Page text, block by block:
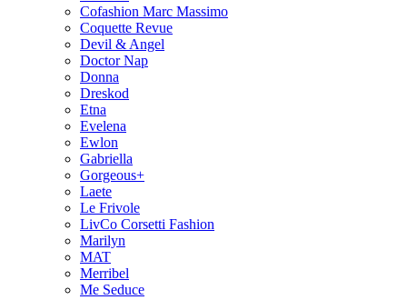
Cofashion Marc Massimo
Coquette Revue
Devil & Angel
Doctor Nap
Donna
Dreskod
Etna
Evelena
Ewlon
Gabriella
Gorgeous+
Laete
Le Frivole
LivCo Corsetti Fashion
Marilyn
MAT
Merribel
Me Seduce